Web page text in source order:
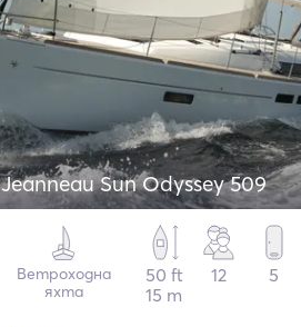
Jeanneau Sun Odyssey 509
Ветроходна
яхта
50 ft
15 m
12 5